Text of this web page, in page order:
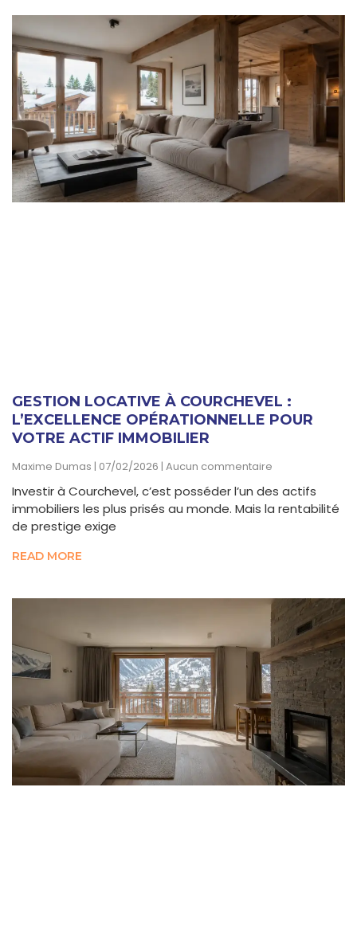
GESTION LOCATIVE À COURCHEVEL :
L’EXCELLENCE OPÉRATIONNELLE POUR
VOTRE ACTIF IMMOBILIER
Maxime Dumas 07/02/2026 Aucun commentaire
Investir à Courchevel, c’est posséder l’un des actifs
immobiliers les plus prisés au monde. Mais la rentabilité
de prestige exige
READ MORE